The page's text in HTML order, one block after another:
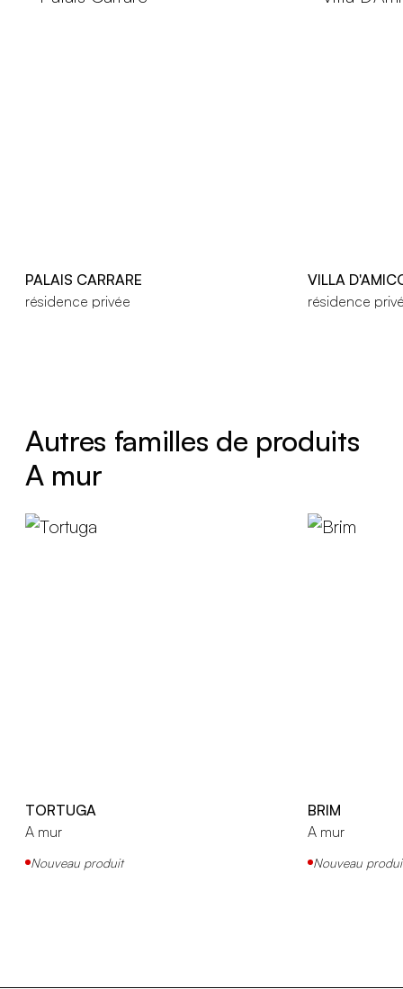
PALAIS CARRARE
résidence privée
VILLA
résidence
Autres familles de produits
A mur
TORTUGA
A mur
Nouveau produit
BRIM
A mur
Nouveau